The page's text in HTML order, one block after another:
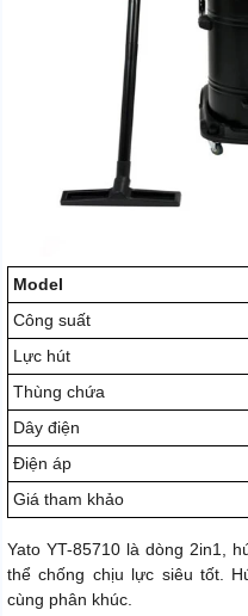
Model
Công suất
Lực hút
Thùng chứa
Dây điện
Điện áp
Giá tham khảo
Yato YT-85710 là dòng 2in1,
thể chống chịu lực siêu tốt.
cùng phân khúc.